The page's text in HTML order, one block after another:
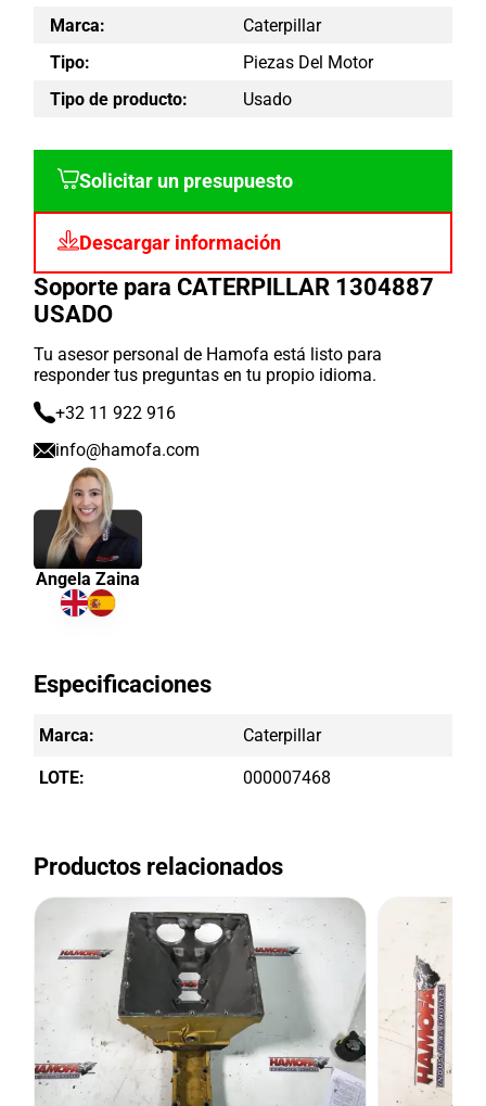
Marca:
Caterpillar
Tipo:
Piezas Del Motor
Tipo de producto:
Usado
Solicitar un presupuesto
Descargar información
Soporte para CATERPILLAR 1304887
USADO
Tu asesor personal de Hamofa está listo para
responder tus preguntas en tu propio idioma.
+32 11 922 916
info@hamofa.com
Angela Zaina
Especificaciones
Marca: Caterpillar
LOTE: 000007468
Productos relacionados